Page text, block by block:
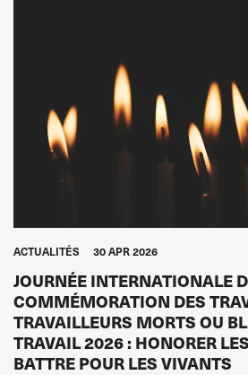
ACTUALITÉS 30 APR 2026
JOURNÉE INTERNATIONALE
COMMÉMORATION DES
TRAVAILLEURS MORTS OU
TRAVAIL 2026 : HONORER
BATTRE POUR LES VIVANTS